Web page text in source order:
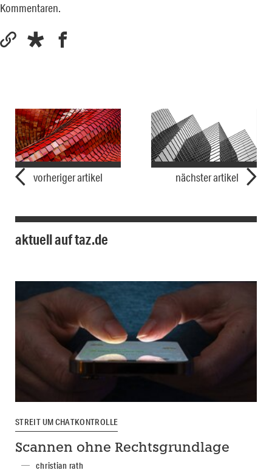
Kommentaren.
vorheriger artikel nächster artikel
aktuell auf taz.de
STREIT UM CHATKONTROLLE
Scannen ohne Rechtsgrundlage
christian rath